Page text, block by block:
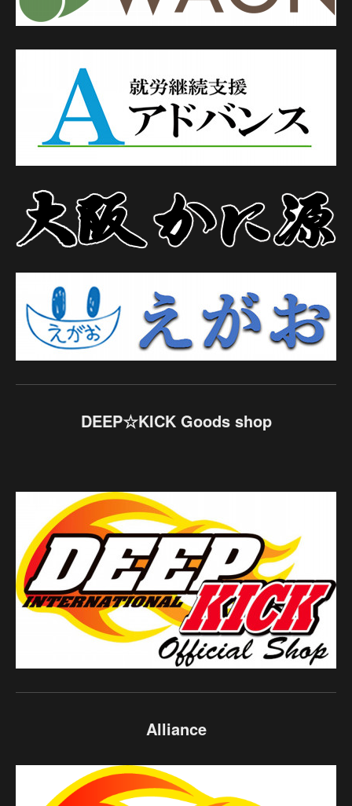
DEEP☆KICK Goods shop
Alliance